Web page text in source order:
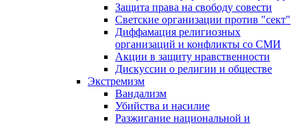
Защита права на свободу совести
Светские организации против "сект"
Диффамация религиозных
организаций и конфликты со СМИ
Акции в защиту нравственности
Дискуссии о религии и обществе
Экстремизм
Вандализм
Убийства и насилие
Разжигание национальной и